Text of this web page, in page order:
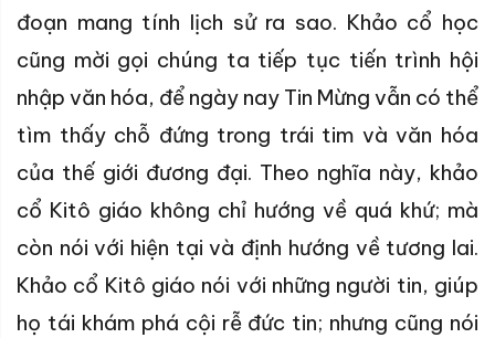
đoạn mang tính lịch sử ra sao. Khảo cổ học
cũng mời gọi chúng ta tiếp tục tiến trình hội
nhập văn hóa, để ngày nay Tin Mừng vẫn có thể
tìm thấy chỗ đứng trong trái tim và văn hóa
của thế giới đương đại. Theo nghĩa này, khảo
cổ Kitô giáo không chỉ hướng về quá khứ; mà
còn nói với hiện tại và định hướng về tương lai.
Khảo cổ Kitô giáo nói với những người tin, giúp
họ tái khám phá cội rễ đức tin; nhưng cũng nói